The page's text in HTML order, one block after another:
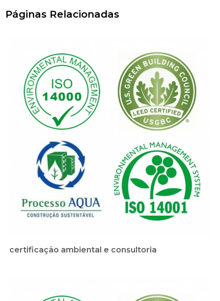
Páginas Relacionadas
certificação ambiental e consultoria